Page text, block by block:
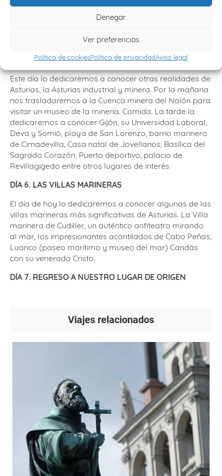
Denegar
Ver preferencias
Política de cookiesPolítica de privacidadAviso legal
DE LA MINERÍA Y GIJÓN
Este día lo dedicaremos a conocer otras realidades de
Asturias, la Asturias industrial y minera. Por la mañana
nos trasladaremos a la Cuenca minera del Nalón para
visitar un museo de la minería. Comida. La tarde la
dedicaremos a conocer Gijón, su Universidad Laboral,
Deva y Somió, playa de San Lorenzo, barrio marinero
de Cimadevilla, Casa natal de Jovellanos, Basílica del
Sagrado Corazón, Puerto deportivo, palacio de
Revillagigedo entre otros lugares de interés
DÍA 6. LAS VILLAS MARINERAS
El día de hoy lo dedicaremos a conocer algunas de las
villas marineras más significativas de Asturias. La Villa
marinera de Cudiller, un auténtico anfiteatro mirando
al mar, los impresionantes acantilados de Cabo Peñas,
Luanco (paseo marítimo y museo del mar) Candás
con su venerado Cristo.
DÍA 7. REGRESO A NUESTRO LUGAR DE ORIGEN
Viajes relacionados